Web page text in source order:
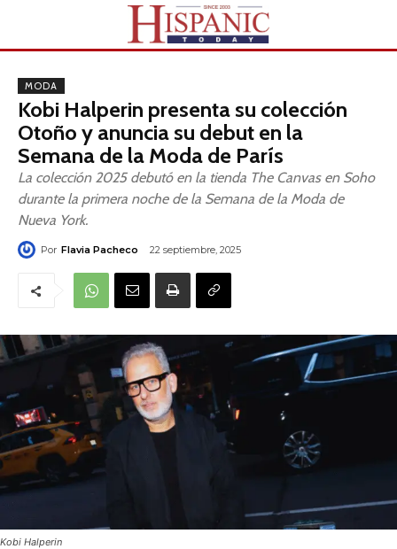
MODA
Kobi Halperin presenta su colección
Otoño y anuncia su debut en la
Semana de la Moda de París
La colección 2025 debutó en la tienda The Canvas en Soho
durante la primera noche de la Semana de la Moda de
Nueva York.
Por Flavia Pacheco 22 septiembre, 2025
Kobi Halperin